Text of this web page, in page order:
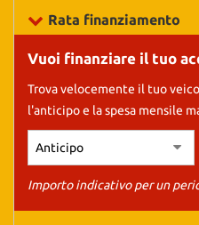
Rata finanziamento
Vuoi finanziare il tuo
Trova velocemente il tuo
l'anticipo e la spesa mensile
Importo indicativo per un
che
per
le
funzionalità
e
svolgere
le
attività